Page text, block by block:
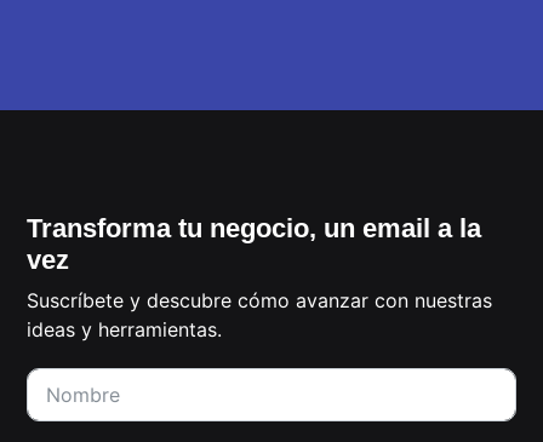
Transforma tu negocio, un email a la
vez
Suscríbete y descubre cómo avanzar con nuestras
ideas y herramientas.